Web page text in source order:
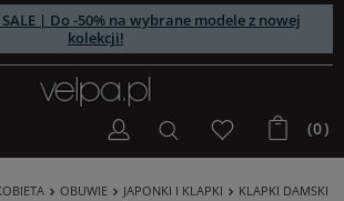
SALE | Do -50% na wybrane modele z nowej
kolekcji!
(0)
OBUWIE JAPONKI I KLAPKI KLAPKI DAMSKIE